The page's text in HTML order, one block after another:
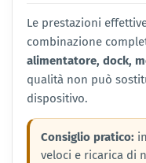
Le prestazioni
combinazione
alimentatore, dock,
qualità non può
dispositivo.
Consiglio pratico:
veloci e ricarica di